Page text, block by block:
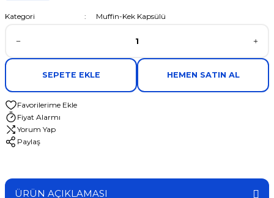
Kategori Muffin-Kek Kapsülü
SEPETE EKLE HEMEN SATIN AL
Fiyat Alarmı
Yorum Yap
Paylaş
ÜRÜN AÇIKLAMASI